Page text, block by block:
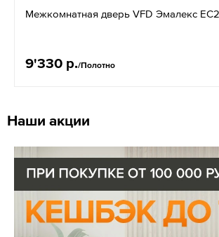
Межкомнатная дверь VFD Эмалекс
9'330 р./Полотно
Наши акции